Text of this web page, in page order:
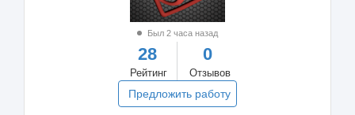
Был 2 часа назад
28
Рейтинг
0
Отзывов
Предложить работу